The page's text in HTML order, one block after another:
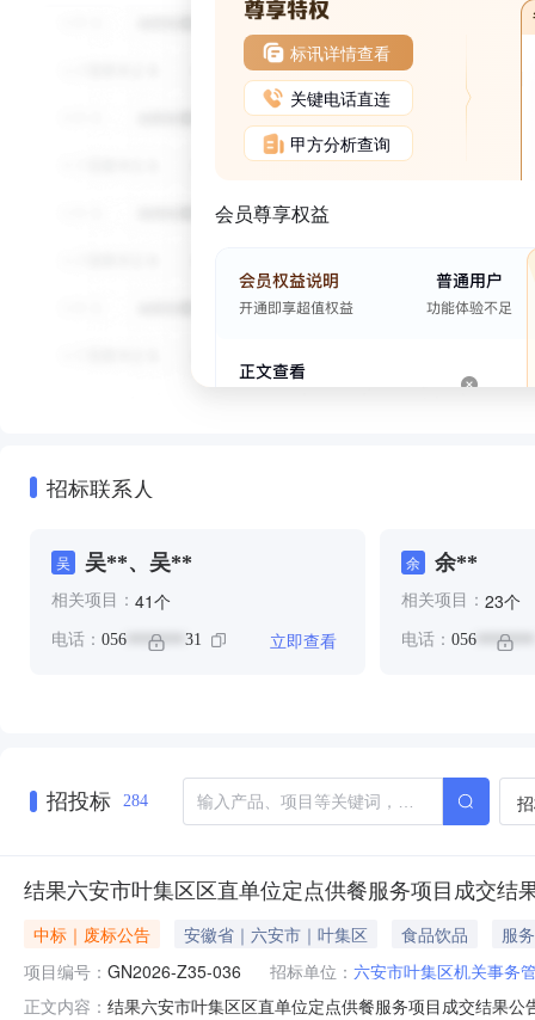
标讯详情查看
关键电话直连
甲方分析查询
会员尊享权益
招标联系人
吴 吴**、吴**
相关项目： 41个
电话： 056 ******* 31 立即查看
余 余**
相关项目： 23个
电话： 056*******
招投标 284
结果六安市叶集区区直单位定点供餐服务项目成交结
中标｜废标公告 安徽省｜六安市｜叶集区 食品饮品
服务
项目编号： GN2026-Z35-036 招标单位： 六安市叶集区机关事务
正文内容： 结果六安市叶集区区直单位定点供餐服务项目成交结果